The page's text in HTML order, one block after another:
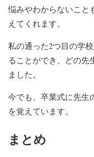
悩みやわからないこと
えてくれます。
私の通った2つ目の学
ることができ、どの先
ました。
今でも、卒業式に先生
を覚えています。
まとめ